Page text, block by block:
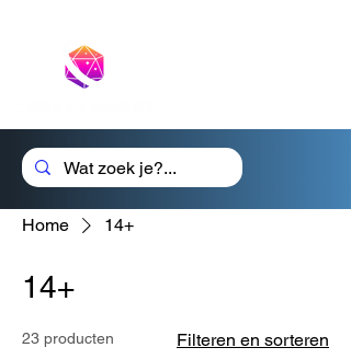
Home 14+
14+
23 producten Filteren en sorteren